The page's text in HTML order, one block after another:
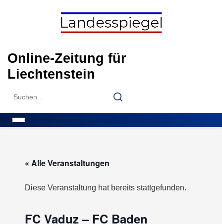
Online-Zeitung für
Liechtenstein
Search
Search
« Alle Veranstaltungen
Diese Veranstaltung hat bereits stattgefunden.
FC Vaduz – FC Baden